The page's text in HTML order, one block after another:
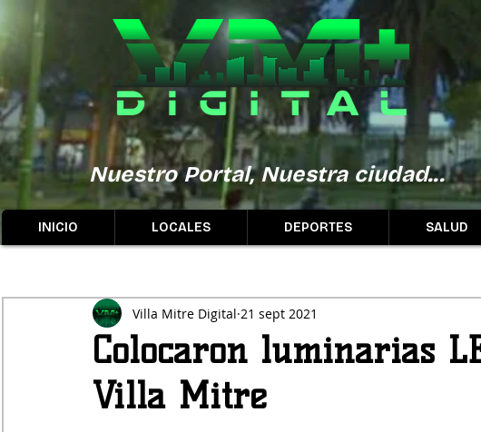
Nuestro Portal, Nuestra ciudad...
INICIO LOCALES DEPORTES SALUD
Colocaron luminarias
Villa Mitre
Villa Mitre Digital 21 sept 2021